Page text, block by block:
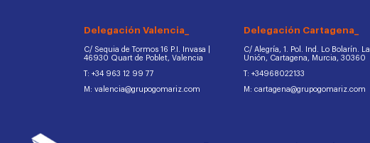
Delegación Valencia_
C/ Sequia de Tormos 16 P.I. Invasa |
46930 Quart de Poblet, Valencia
T: +34 963 12 99 77
M: valencia@grupogomariz.com
Delegación Cartagena_
C/ Alegría, 1. Pol. Ind. Lo Bolarín. La
Unión, Cartagena, Murcia, 30360
T: +34968022133
M: cartagena@grupogomariz.com